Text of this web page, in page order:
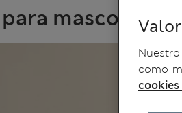
mascotas
como